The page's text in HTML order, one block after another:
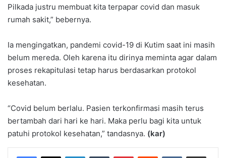
Pilkada justru membuat kita terpapar covid dan masuk
rumah sakit,” bebernya.
Ia mengingatkan, pandemi covid-19 di Kutim saat ini masih
belum mereda. Oleh karena itu dirinya meminta agar dalam
proses rekapitulasi tetap harus berdasarkan protokol
kesehatan.
“Covid belum berlalu. Pasien terkonfirmasi masih terus
bertambah dari hari ke hari. Maka perlu bagi kita untuk
patuhi protokol kesehatan,” tandasnya. (kar)
LinkedInTumblr PinterestReddit VKontakteShare via Email